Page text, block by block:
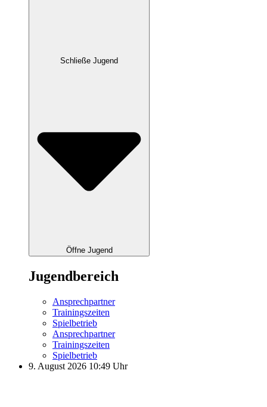
Schließe Jugend
Öffne Jugend
Jugendbereich
Ansprechpartner
Trainingszeiten
Spielbetrieb
Ansprechpartner
Trainingszeiten
Spielbetrieb
9. August 2026 10:49 Uhr